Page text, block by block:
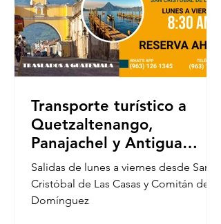
Transporte turístico a
Quetzaltenango,
Panajachel y Antigua
Guatemala
Salidas de lunes a viernes desde San
Cristóbal de Las Casas y Comitán de
Domínguez